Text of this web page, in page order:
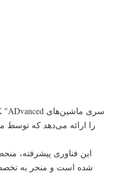
را ارائه می‌دهد که توسط
این فناوری پیشرفته،
شده است و منجر به